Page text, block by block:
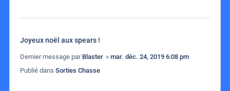
Joyeux noël aux spears !
Dernier message par Blaster « mar. déc. 24, 2019 6:08 pm
Publié dans Sorties Chasse